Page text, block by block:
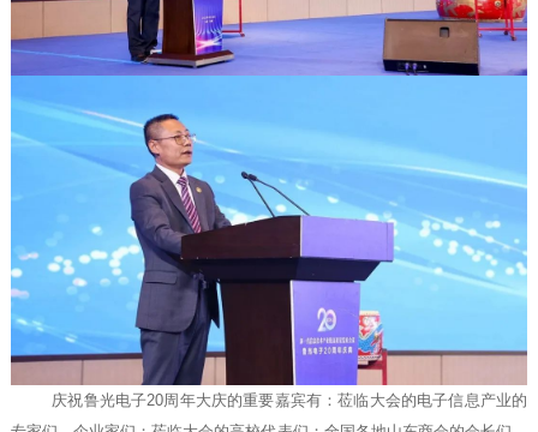
庆祝鲁光电子20周年大庆的重要嘉宾有：莅临大会的电子信息产业的